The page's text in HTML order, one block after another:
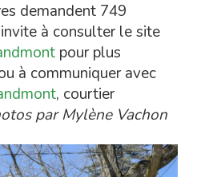
demandent 749
à consulter le site
pour plus
à communiquer avec
, courtier
par Mylène Vachon